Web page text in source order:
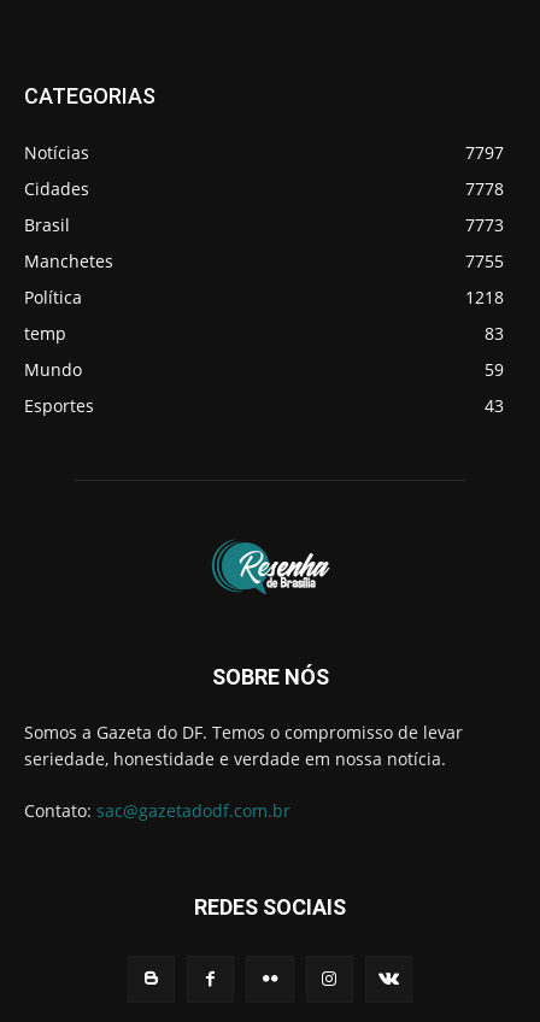
CATEGORIAS
Notícias
7797
Cidades
7778
Brasil
7773
Manchetes
7755
Política
1218
temp
83
Mundo
59
Esportes
43
SOBRE NÓS
Somos a Gazeta do DF. Temos o compromisso de levar
seriedade, honestidade e verdade em nossa notícia.
Contato: sac@gazetadodf.com.br
REDES SOCIAIS